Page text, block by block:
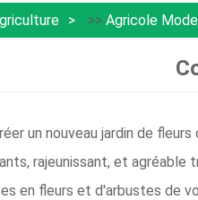
>> Agricole
un nouveau jardin de
rajeunissant, et agréable
en fleurs et d'arbustes de